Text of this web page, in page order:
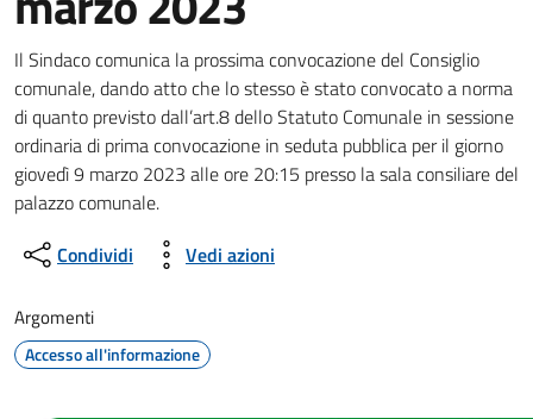
Dettagli della notizia
Il Sindaco comunica la prossima convocazione del Consiglio
comunale, dando atto che lo stesso è stato convocato a norma
di quanto previsto dall’art.8 dello Statuto Comunale in sessione
ordinaria di prima convocazione in seduta pubblica per il giorno
giovedì 9 marzo 2023 alle ore 20:15 presso la sala consiliare del
palazzo comunale.
Condividi
Vedi azioni
Argomenti
Accesso all'informazione